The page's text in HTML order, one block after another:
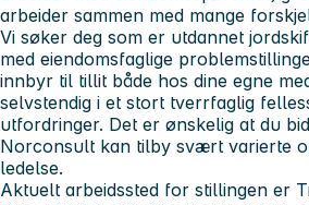
arbeider sammen med mange
Vi søker deg som er utdannet
med eiendomsfaglige
innbyr til tillit både hos dine egne
selvstendig i et stort tverrfaglig
utfordringer. Det er ønskelig at du
Norconsult kan tilby svært varierte
ledelse.
Aktuelt arbeidssted for stillingen er